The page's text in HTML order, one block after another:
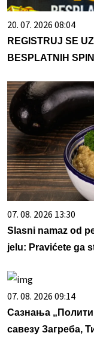
20. 07. 2026 08:04
REGISTRUJ SE
BESPLATNIH
07. 08. 2026 13:30
Slasni namaz od
jelu: Pravićete ga
07. 08. 2026 09:14
Сазнања
савезу Загреба,